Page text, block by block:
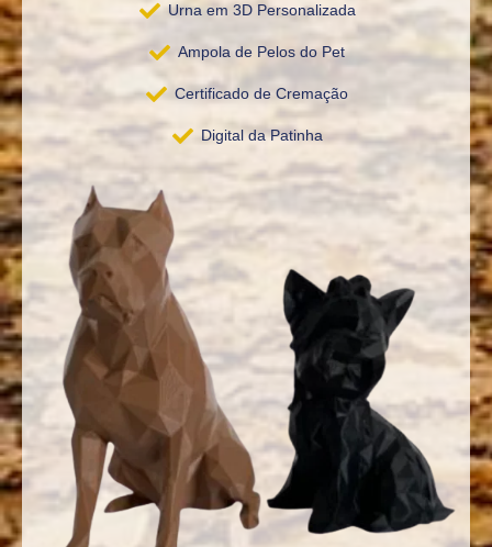
Urna em 3D Personalizada
Ampola de Pelos do Pet
Certificado de Cremação
Digital da Patinha